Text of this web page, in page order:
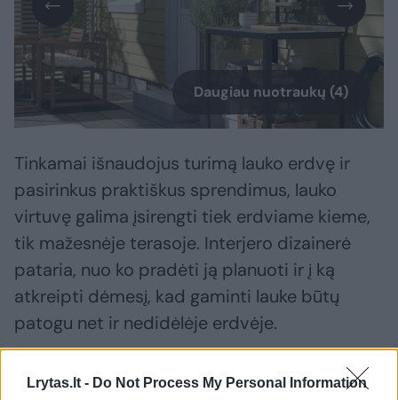
Lrytas.lt - Do Not Process My Personal Information
Daugiau nuotraukų (4)
Tinkamai išnaudojus turimą lauko erdvę ir
pasirinkus praktiškus sprendimus, lauko
virtuvę galima įsirengti tiek erdviame kieme,
tik mažesnėje terasoje. Interjero dizainerė
pataria, nuo ko pradėti ją planuoti ir į ką
atkreipti dėmesį, kad gaminti lauke būtų
patogu net ir nedidėlėje erdvėje.
„Lauko virtuvė nebūtinai turi būti didelė ar